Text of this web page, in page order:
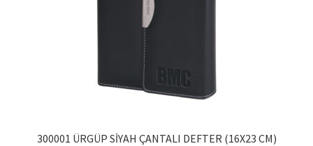
300001 ÜRGÜP SİYAH ÇANTALI DEFTER (16X23 CM)